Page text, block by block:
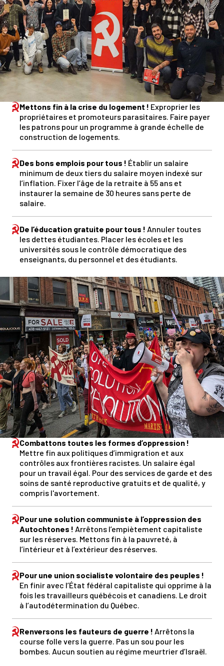
Mettons fin à la crise du logement ! Exproprier les
propriétaires et promoteurs parasitaires. Faire payer
les patrons pour un programme à grande échelle de
construction de logements.
Des bons emplois pour tous ! Établir un salaire
minimum de deux tiers du salaire moyen indexé sur
l’inflation. Fixer l’âge de la retraite à 55 ans et
instaurer la semaine de 30 heures sans perte de
salaire.
De l’éducation gratuite pour tous ! Annuler toutes
les dettes étudiantes. Placer les écoles et les
universités sous le contrôle démocratique des
enseignants, du personnel et des étudiants.
Combattons toutes les formes d’oppression !
Mettre fin aux politiques d’immigration et aux
contrôles aux frontières racistes. Un salaire égal
pour un travail égal. Pour des services de garde et des
soins de santé reproductive gratuits et de qualité, y
compris l'avortement.
Pour une solution communiste à l’oppression des
Autochtones ! Arrêtons l’empiètement capitaliste
sur les réserves. Mettons fin à la pauvreté, à
l’intérieur et à l’extérieur des réserves.
Pour une union socialiste volontaire des peuples !
En finir avec l’État fédéral capitaliste qui opprime à la
fois les travailleurs québécois et canadiens. Le droit
à l’autodétermination du Québec.
Renversons les fauteurs de guerre ! Arrêtons la
course folle vers la guerre. Pas un sou pour les
bombes. Aucun soutien au régime meurtrier d’Israël.